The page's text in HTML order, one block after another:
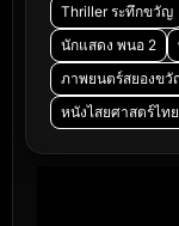
Thriller ระทึกขวัญ
นักแสดง พนอ 2
ภาพยนตร์สยองขวั
หนังไสยศาสตร์ไท